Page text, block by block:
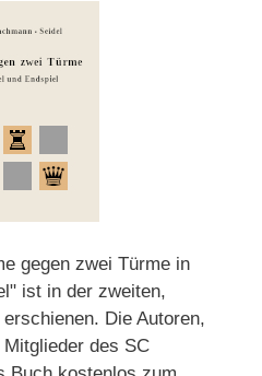
gegen zwei Türme in
ist in der zweiten,
Die Autoren,
des SC